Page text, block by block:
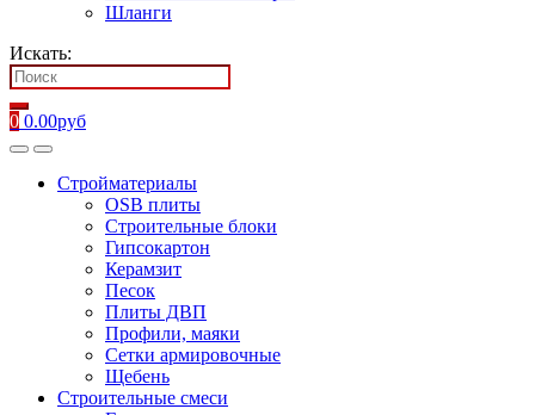
Шланги
Искать:
0 0.00руб
Стройматериалы
OSB плиты
Строительные блоки
Гипсокартон
Керамзит
Песок
Плиты ДВП
Профили, маяки
Сетки армировочные
Щебень
Строительные смеси